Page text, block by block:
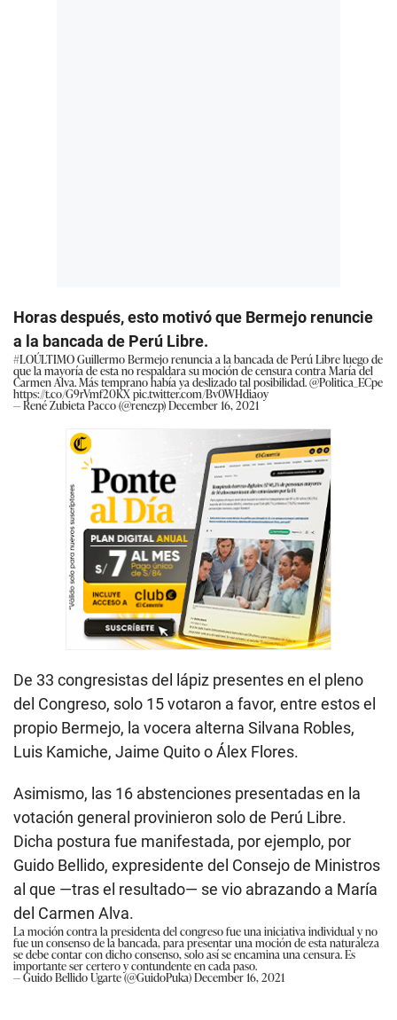
Horas después, esto motivó que Bermejo renuncie
a la bancada de Perú Libre.
#LOÚLTIMOGuillermo Bermejo renuncia a la bancada de Perú Libre luego de
que la mayoría de esta no respaldara su moción de censura contra María del
Carmen Alva. Más temprano había ya deslizado tal posibilidad.@Politica_ECpe
https://t.co/G9rVmf20KXpic.twitter.com/Bv0WHdiaoy
— René Zubieta Pacco (@renezp)December 16, 2021
De 33 congresistas del lápiz presentes en el pleno
del Congreso, solo 15 votaron a favor, entre estos el
propio Bermejo, la vocera alterna Silvana Robles,
Luis Kamiche, Jaime Quito o Álex Flores.
Asimismo, las 16 abstenciones presentadas en la
votación general provinieron solo de Perú Libre.
Dicha postura fue manifestada, por ejemplo, por
Guido Bellido, expresidente del Consejo de Ministros
al que —tras el resultado— se vio abrazando a María
del Carmen Alva.
La moción contra la presidenta del congreso fue una iniciativa individual y no
fue un consenso de la bancada, para presentar una moción de esta naturaleza
se debe contar con dicho consenso, solo así se encamina una censura. Es
importante ser certero y contundente en cada paso.
— Guido Bellido Ugarte (@GuidoPuka)December 16, 2021